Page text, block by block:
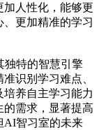
人性化，能够更
更加精准的学习
独特的智慧引擎
识别学习难点、
养自主学习能力
需求，显著提高
AI智习室的未来